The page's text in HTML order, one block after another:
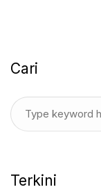
Cari
Terkini